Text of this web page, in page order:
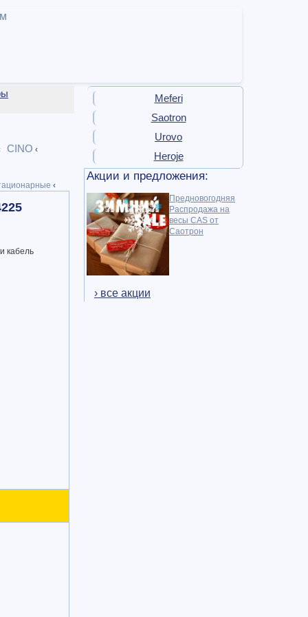
Meferi
Saotron
Urovo
Heroje
Акции и предложения:
Предновогодняя
Распродажа на
весы CAS от
Саотрон
› все акции
CINO ‹
‹
кабель